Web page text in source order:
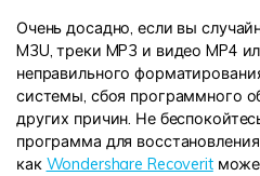
Очень досадно, если вы
M3U, треки MP3 и видео MP4
неправильного
системы, сбоя программного
других причин. Не
программа для
как Wondershare Recoverit